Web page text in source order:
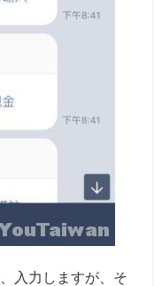
入力しますが、そ